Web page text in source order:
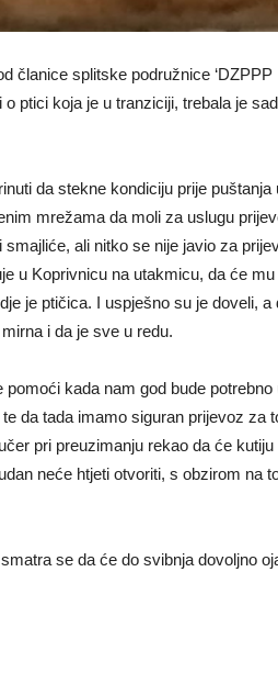
članice splitske podružnice ‘DZPPP
ptici koja je u tranziciji, trebala je
da stekne kondiciju prije puštanja
mrežama da moli za uslugu
ali nitko se nije javio za
u Koprivnicu na utakmicu, da će mu
je ptičica. I uspješno su je doveli, a
i da je sve u redu.
kada nam god bude potrebno
da tada imamo siguran prijevoz za
pri preuzimanju rekao da će kutiju
neće htjeti otvoriti, s obzirom na
se da će do svibnja dovoljno